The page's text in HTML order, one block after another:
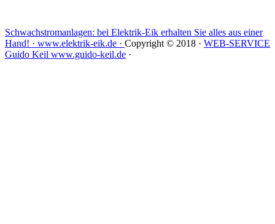
Schwachstromanlagen: bei Elektrik-Eik erhalten Sie alles aus einer
Hand! · www.elektrik-eik.de · Copyright © 2018 · WEB-SERVICE
Guido Keil www.guido-keil.de ·